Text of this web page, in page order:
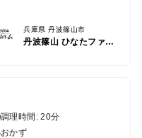
兵庫県 丹波篠山市
丹波篠山 ひなたファーム
調理時間: 20分
おかず